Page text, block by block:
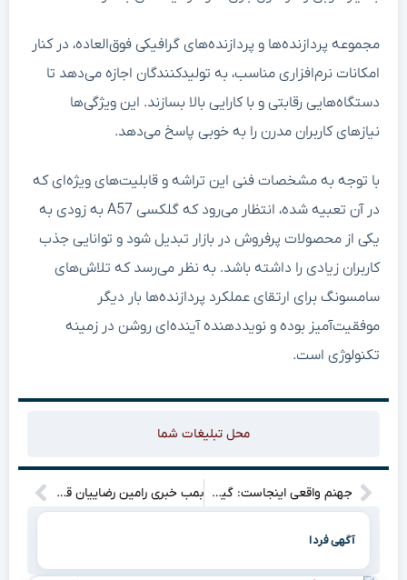
مجموعه پردازنده‌ها و پردازنده‌های گرافیکی فوق‌العاده، در کنار
امکانات نرم‌افزاری مناسب، به تولیدکنندگان اجازه می‌دهد تا
دستگاه‌هایی رقابتی و با کارایی بالا بسازند. این ویژگی‌ها
نیازهای کاربران مدرن را به خوبی پاسخ می‌دهد.
با توجه به مشخصات فنی این تراشه و قابلیت‌های ویژه‌ای که
در آن تعبیه شده، انتظار می‌رود که گلکسی A57 به زودی به
یکی از محصولات پرفروش در بازار تبدیل شود و توانایی جذب
کاربران زیادی را داشته باشد. به نظر می‌رسد که تلاش‌های
سامسونگ برای ارتقای عملکرد پردازنده‌ها بار دیگر
موفقیت‌آمیز بوده و نویددهنده آینده‌ای روشن در زمینه
تکنولوژی است.
محل تبلیغات شما
جهنم واقعی اینجاست: گیم‌پلی ناب Total Chaos که خواب رو از سرت می‌پرونه!” بمب خبری رامین رضاییان قبل از فینال: خداحافظی با استقلال در راه است؟!”
آگهی فردا